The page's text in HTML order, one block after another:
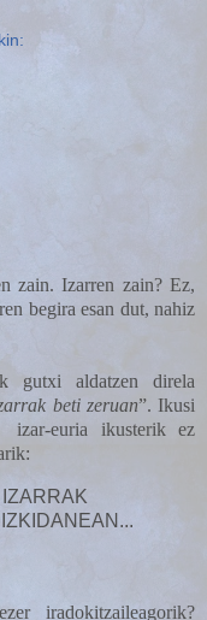
zain. Izarren zain? Ez,
begira esan dut, nahiz
gutxi aldatzen direla
beti zeruan”. Ikusi
izar-euria ikusterik ez
iradokitzaileagorik?